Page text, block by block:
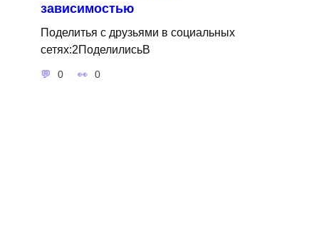
зависимостью
Поделитья с друзьями в социальных
сетях:2ПоделилисьВ
0 0